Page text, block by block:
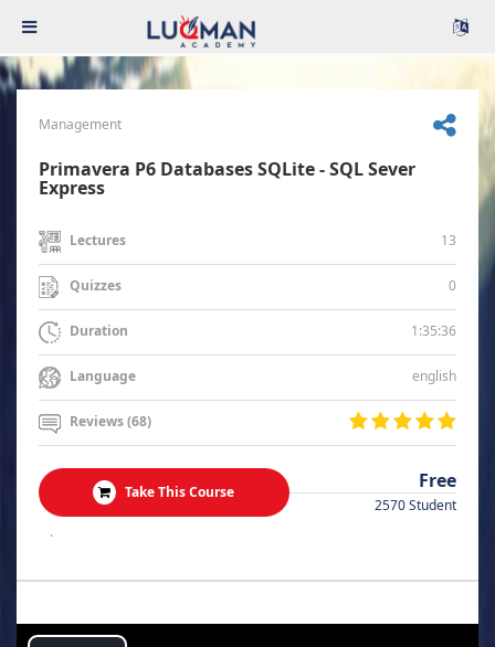
Management
Primavera P6 Databases SQLite - SQL Sever
Express
Lectures 13
Quizzes 0
Duration 1:35:36
Language english
Reviews (68)
Take This Course Free
2570 Student
.